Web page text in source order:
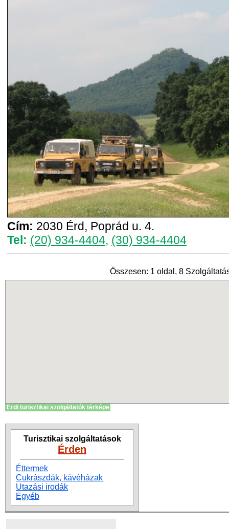
Cím: 2030 Érd, Poprád u. 4.
Tel: (20) 934-4404, (30) 934-4404
Összesen: 1 oldal, 8
Érdi turisztikai szolgáltatók térképe
Turisztikai szolgáltatások
Érden
Éttermek
Cukrászdák, kávéházak
Utazási irodák
Egyéb